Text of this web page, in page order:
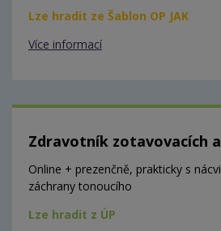
Lze hradit ze Šablon OP JAK
Více informací
Zdravotník zotavovacích
Online + prezenčně, prakticky s
záchrany tonoucího
Lze hradit z ÚP